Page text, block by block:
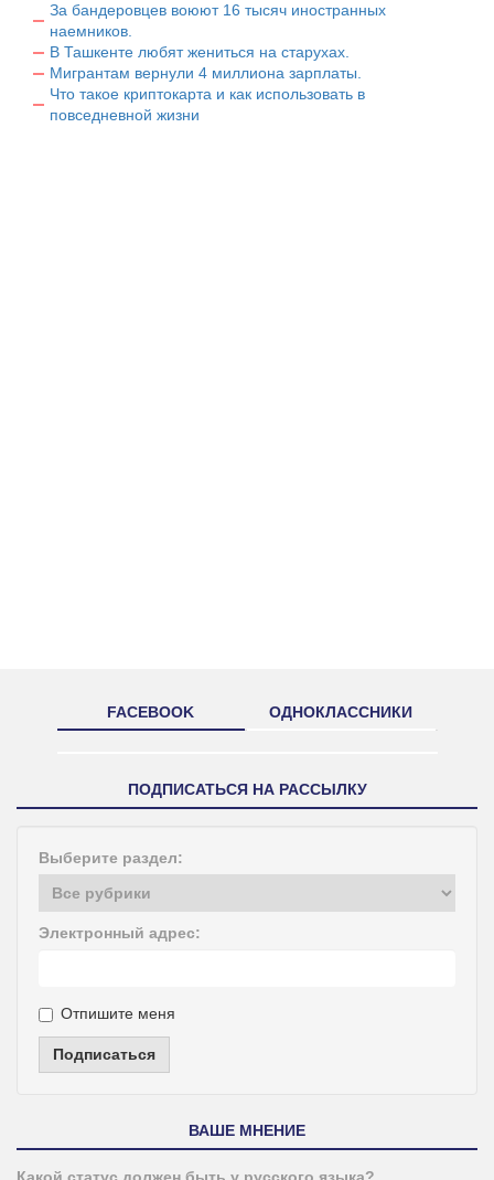
За бандеровцев воюют 16 тысяч иностранных
наемников.
В Ташкенте любят жениться на старухах.
Мигрантам вернули 4 миллиона зарплаты.
Что такое криптокарта и как использовать в
повседневной жизни
FACEBOOK ОДНОКЛАССНИКИ
ПОДПИСАТЬСЯ НА РАССЫЛКУ
Выберите раздел:
Электронный адрес:
Отпишите меня
Подписаться
ВАШЕ МНЕНИЕ